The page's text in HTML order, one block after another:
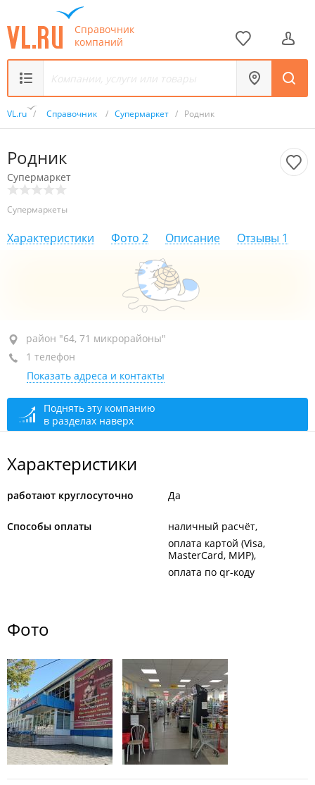
Справочник
компаний
VL.ru / Справочник / Супермаркет / Родник
Родник
Супермаркет
Супермаркеты
Характеристики Фото 2 Описание Отзывы 1
район "64, 71 микрорайоны", ул. Нейбута, 8Г
+7 914 655-27-23
круглосуточно
район "64, 71 микрорайоны"
1 телефон
Показать адреса и контакты
Поднять эту компанию
в разделах наверх
Характеристики
работают круглосуточно Да
Способы оплаты
наличный расчёт
оплата картой (Visa,
MasterCard, МИР)
оплата по qr-коду
Фото